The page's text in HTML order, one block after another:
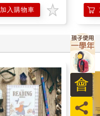
加入購物車
員
會